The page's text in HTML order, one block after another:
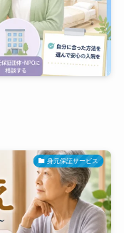
身元保証サービス